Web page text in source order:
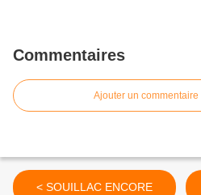
Commentaires
Ajouter un commentaire
< SOUILLAC ENCORE